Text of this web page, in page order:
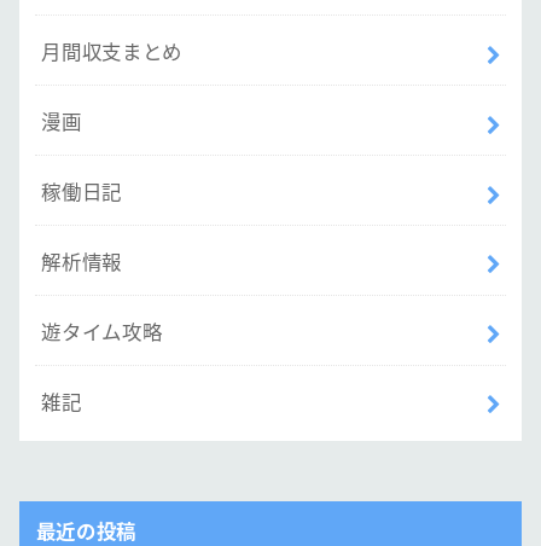
月間収支まとめ
漫画
稼働日記
解析情報
遊タイム攻略
雑記
最近の投稿